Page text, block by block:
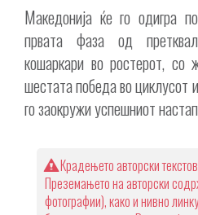
Македонија ќе го одигра
првата фаза од
кошаркари во ростерот,
шестата победа во циклусот
го заокружи успешниот
Крадењето авторски
Преземањето на авторски
фотографии), како и нивно